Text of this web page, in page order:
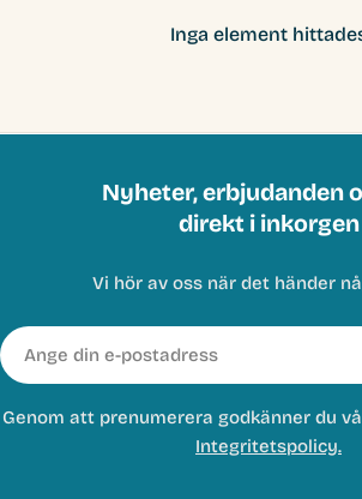
Inga element
Nyheter, erbjudanden
direkt i inkorgen
Vi hör av oss när det händer
E-
post
Genom att prenumerera godkänner du
Integritetspolicy.